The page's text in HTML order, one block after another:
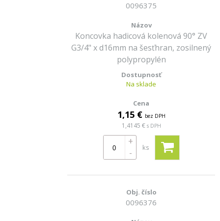
0096375
Koncovka hadicová kolenová 90° ZV
G3/4" x d16mm na šesťhran, zosilnený
polypropylén
Na sklade
1,15 € bez DPH
1,4145 € s DPH
+
-
ks
0096376